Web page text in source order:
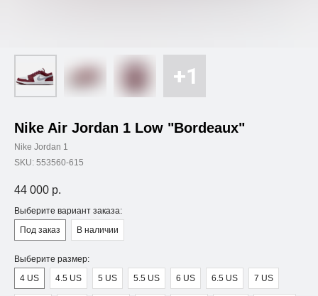
Nike Air Jordan 1 Low "Bordeaux"
Nike Jordan 1
SKU: 553560-615
44 000 р.
Выберите вариант заказа:
Под заказ
В наличии
Выберите размер:
4 US
4.5 US 5 US 5.5 US 6 US 6.5 US 7 US